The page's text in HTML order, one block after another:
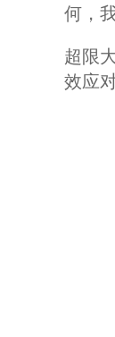
何，
超限
效应